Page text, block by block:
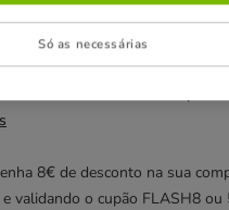
promoções!
Direto numa seleção de
8€ de desconto na sua
validando o cupão FLASH8 ou
Só as necessárias